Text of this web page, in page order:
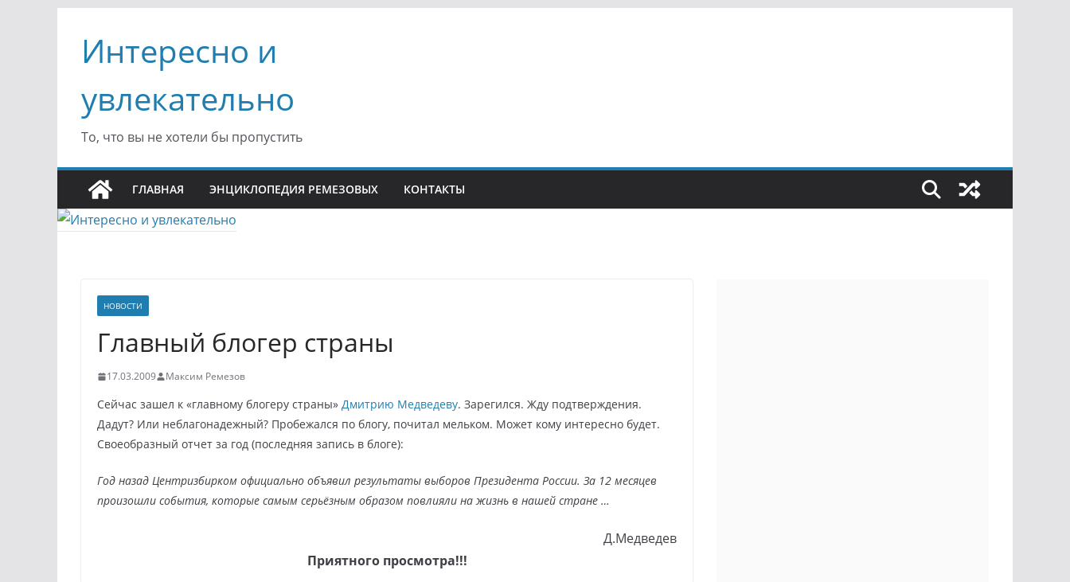
содержимому
Интересно и
увлекательно
То, что вы не хотели бы пропустить
ГЛАВНАЯ ЭНЦИКЛОПЕДИЯ РЕМЕЗОВЫХ КОНТАКТЫ
НОВОСТИ
Главный блогер страны
17.03.2009 Максим Ремезов
Сейчас зашел к «главному блогеру страны» Дмитрию Медведеву. Зарегился. Жду подтверждения.
Дадут? Или неблагонадежный? Пробежался по блогу, почитал мельком. Может кому интересно будет.
Своеобразный отчет за год (последняя запись в блоге):
Год назад Центризбирком официально объявил результаты выборов Президента России. За 12 месяцев
произошли события, которые самым серьёзным образом повлияли на жизнь в нашей стране …
Д.Медведев
Приятного просмотра!!!